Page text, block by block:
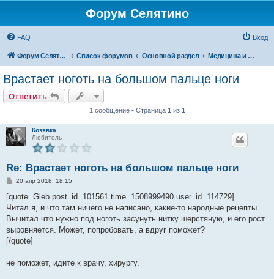
Форум Селятино
FAQ Вход
Форум Селятино Список форумов Основной раздел Медицина и здоровье
Врастает ноготь на большом пальце ноги
Ответить
1 сообщение • Страница 1 из 1
Козявка
Любитель
Re: Врастает ноготь на большом пальце ноги
С
о
щ
е
и
е
20 апр 2018, 18:15
[quote=Gleb post_id=101561 time=1508999490 user_id=114729]
Читал я, и что там ничего не написано, какие-то народные рецепты.
Вычитал что нужно под ноготь засунуть нитку шерстяную, и его рост
выровняется. Может, попробовать, а вдруг поможет?
[/quote]
не поможет, идите к врачу, хирургу.